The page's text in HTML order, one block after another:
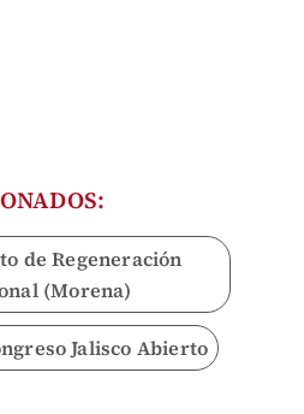
de Regeneración
(Morena)
Jalisco Abierto